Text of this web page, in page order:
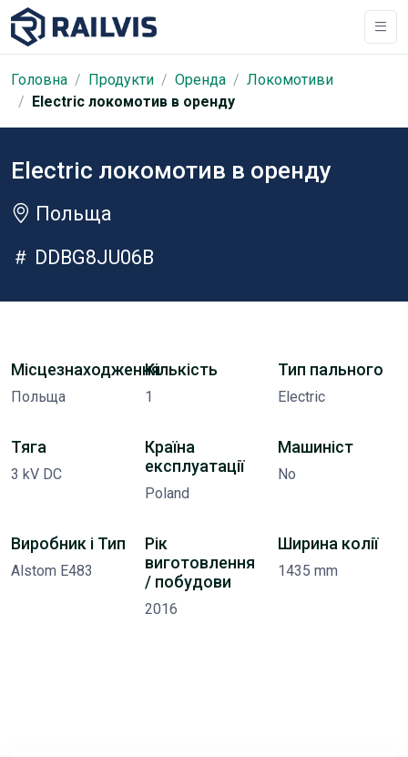
Головна Продукти Оренда
Локомотиви
Electric локомотив в оренду
Electric локомотив в оренду
Польща
DDBG8JU06B
Місцезнаходження
Польща
Кількість
1
Тип пального
Electric
Тяга
3 kV DC
Країна
експлуатації
Poland
Машиніст
No
Виробник і Тип
Alstom E483
Рік
виготовлення
/ побудови
2016
Ширина колії
1435 mm